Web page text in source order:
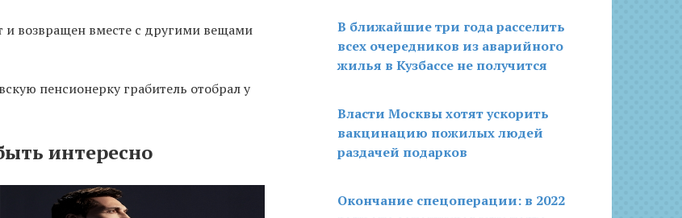
возвращен вместе с другими вещами
пенсионерку грабитель отобрал у
интересно
В ближайшие три года расселить
всех очередников из аварийного
жилья в Кузбассе не получится
Власти Москвы хотят ускорить
вакцинацию пожилых людей
раздачей подарков
Окончание спецоперации: в 2022